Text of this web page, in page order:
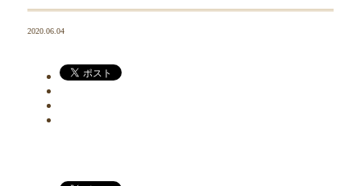
2020.06.04